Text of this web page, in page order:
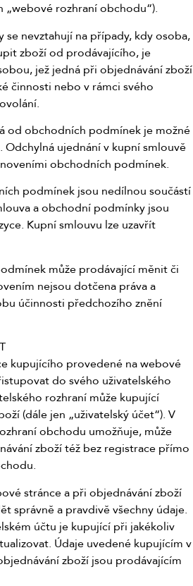
„webové rozhraní obchodu“).
nevztahují na případy, kdy osoba,
zboží od prodávajícího, je
jež jedná při objednávání zboží
činnosti nebo v rámci svého
od obchodních podmínek je možné
Odchylná ujednání v kupní smlouvě
obchodních podmínek.
podmínek jsou nedílnou součástí
a obchodní podmínky jsou
Kupní smlouvu lze uzavřít
může prodávající měnit či
nejsou dotčena práva a
účinnosti předchozího znění
kupujícího provedené na webové
do svého uživatelského
rozhraní může kupující
(dále jen „uživatelský účet“). V
obchodu umožňuje, může
zboží též bez registrace přímo
stránce a při objednávání zboží
správně a pravdivě všechny údaje.
účtu je kupující při jakékoliv
Údaje uvedené kupujícím v
zboží jsou prodávajícím